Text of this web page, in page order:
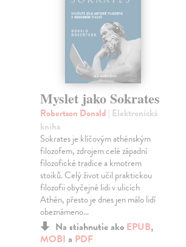
Myslet jako Sokrates
Robertson Donald | Elektronická
kniha
Sokrates je klíčovým athénským
filozofem, zdrojem celé západní
filozofické tradice a kmotrem
stoiků. Celý život učil praktickou
filozofii obyčejné lidi v ulicích
Athén, přesto je dnes jen málo lidí
obeznámeno…
Na stiahnutie ako EPUB,
MOBI a PDF